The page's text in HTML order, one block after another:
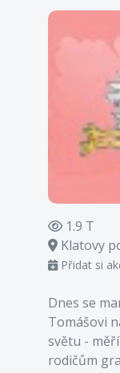
1.9 T
Klatovy
Přidat si
Dnes se
Tomášovi
světu -
rodičům